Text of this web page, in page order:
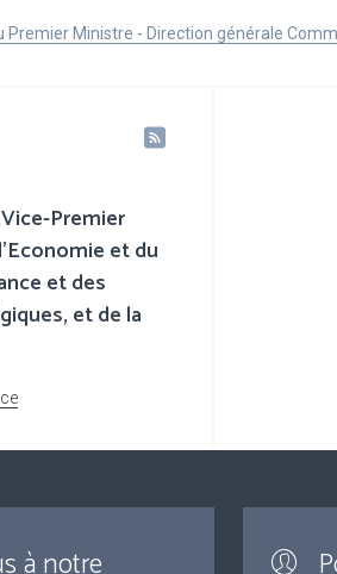
Premier Ministre - Direction générale
Premier
et du
et des
et de la